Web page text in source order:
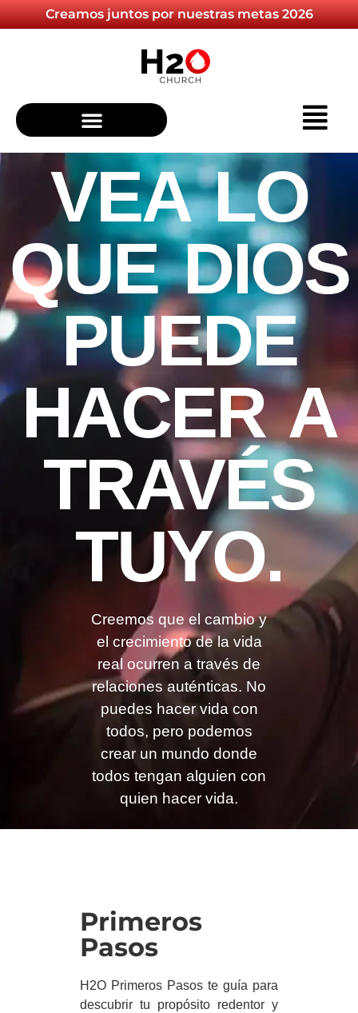
Creamos juntos por nuestras metas 2026
VEA LO
QUE DIOS
PUEDE
HACER A
TRAVÉS
TUYO.
Creemos que el cambio y
el crecimiento de la vida
real ocurren a través de
relaciones auténticas. No
puedes hacer vida con
todos, pero podemos
crear un mundo donde
todos tengan alguien con
quien hacer vida.
Primeros
Pasos
H2O Primeros Pasos te guía para
descubrir tu propósito redentor y